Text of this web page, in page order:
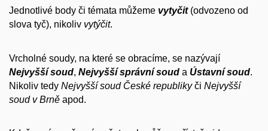
Jednotlivé body či témata můžeme vytyčit (odvozeno od
slova tyč), nikoliv vytýčit.
Vrcholné soudy, na které se obracíme, se nazývají
Nejvyšší soud, Nejvyšší správní soud a Ústavní soud.
Nikoliv tedy Nejvyšší soud České republikyči Nejvyšší
soud v Brně apod.